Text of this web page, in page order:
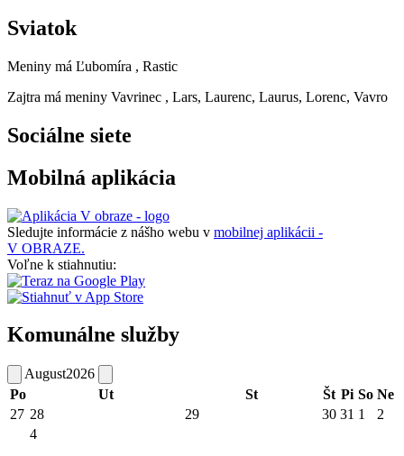
Sviatok
Meniny má Ľubomíra , Rastic
Zajtra má meniny Vavrinec , Lars, Laurenc, Laurus, Lorenc, Vavro
Sociálne siete
Mobilná aplikácia
Sledujte informácie z nášho webu v mobilnej aplikácii -
V OBRAZE.
Voľne k stiahnutiu:
Komunálne služby
August2026
Po
Ut St Št Pi So Ne
27 28 29 30 31 1 2
4